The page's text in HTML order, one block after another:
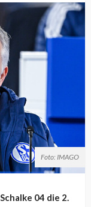
Foto: IMAGO
04 die 2.